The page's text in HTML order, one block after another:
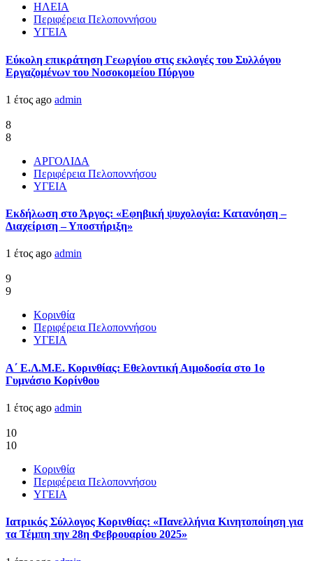
ΗΛΕΙΑ
Περιφέρεια Πελοποννήσου
ΥΓΕΙΑ
Εύκολη επικράτηση Γεωργίου στις εκλογές του Συλλόγου
Εργαζομένων του Νοσοκομείου Πύργου
1 έτος ago admin
8
8
ΑΡΓΟΛΙΔΑ
Περιφέρεια Πελοποννήσου
ΥΓΕΙΑ
Εκδήλωση στο Άργος: «Εφηβική ψυχολογία: Κατανόηση –
Διαχείριση – Υποστήριξη»
1 έτος ago admin
9
9
Κορινθία
Περιφέρεια Πελοποννήσου
ΥΓΕΙΑ
Α΄ Ε.Λ.Μ.Ε. Κορινθίας: Εθελοντική Αιμοδοσία στο 1ο
Γυμνάσιο Κορίνθου
1 έτος ago admin
10
10
Κορινθία
Περιφέρεια Πελοποννήσου
ΥΓΕΙΑ
Ιατρικός Σύλλογος Κορινθίας: «Πανελλήνια Κινητοποίηση για
τα Τέμπη την 28η Φεβρουαρίου 2025»